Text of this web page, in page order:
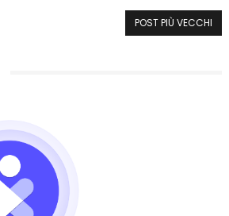
POST PIÙ VECCHI